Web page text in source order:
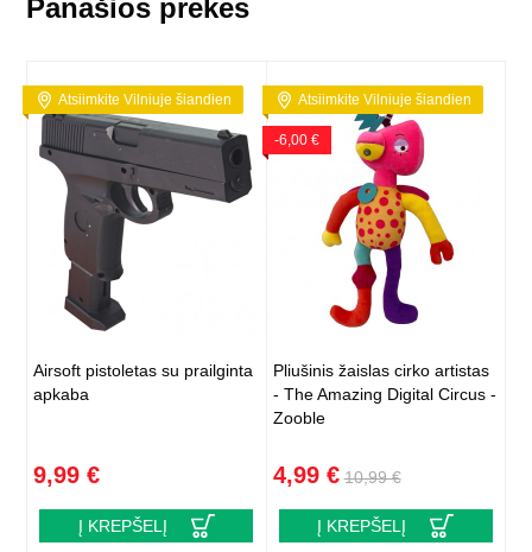
Panašios prekės
Atsiimkite Vilniuje šiandien
Airsoft pistoletas su prailginta
apkaba
9,99 €
Į KREPŠELĮ
Atsiimkite Vilniuje šiandien
-6,00 €
Pliušinis žaislas cirko artistas
- The Amazing Digital Circus -
Zooble
4,99 € 10,99 €
Į KREPŠELĮ